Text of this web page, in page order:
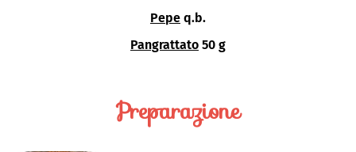
Pepe q.b.
Pangrattato 50 g
Preparazione